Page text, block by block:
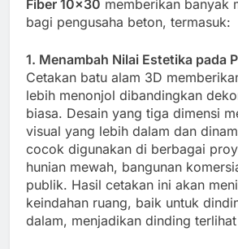
Fiber 10×30 memberikan banyak
bagi pengusaha beton, termasuk:
1. Menambah Nilai Estetika pada
Cetakan batu alam 3D
lebih menonjol dibandingkan
biasa. Desain yang tiga dimensi
visual yang lebih dalam dan
cocok digunakan di berbagai
hunian mewah, bangunan
publik. Hasil cetakan ini akan
keindahan ruang, baik untuk
dalam, menjadikan dinding